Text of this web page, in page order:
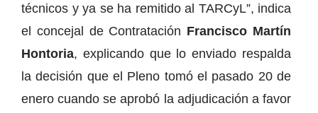
técnicos y ya se ha remitido al TARCyL”, indica
el concejal de Contratación Francisco Martín
Hontoria, explicando que lo enviado respalda
la decisión que el Pleno tomó el pasado 20 de
enero cuando se aprobó la adjudicación a favor